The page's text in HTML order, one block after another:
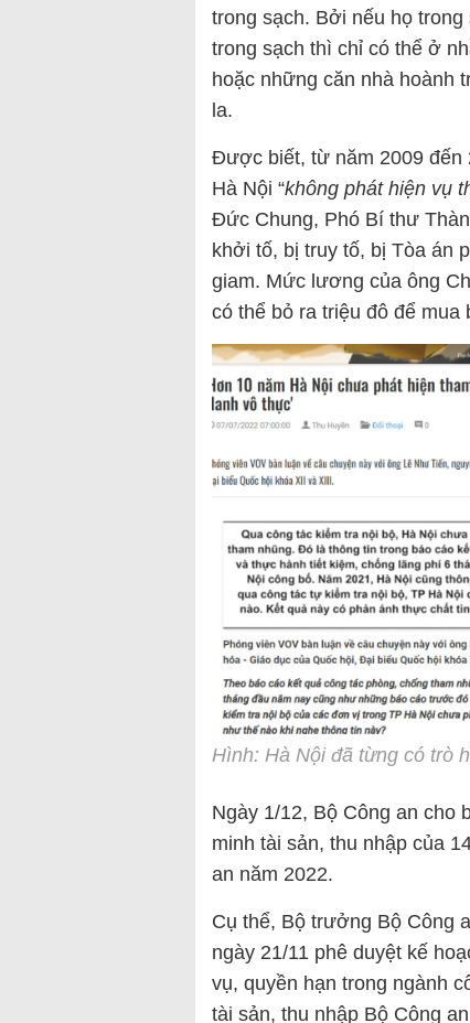
trong sạch. Bởi nếu họ
trong sạch thì chỉ có thể ở
hoặc những căn nhà hoành
la.
Được biết, từ năm 2009 đến
Hà Nội “không phát hiện vụ
Đức Chung, Phó Bí thư
khởi tố, bị truy tố, bị Tòa án
giam. Mức lương của ông
có thể bỏ ra triệu đô để
Hình: Hà Nội đã từng có trò
Ngày 1/12, Bộ Công an cho
minh tài sản, thu nhập của
an năm 2022.
Cụ thể, Bộ trưởng Bộ Công
ngày 21/11 phê duyệt kế
vụ, quyền hạn trong ngành
tài sản, thu nhập Bộ Công